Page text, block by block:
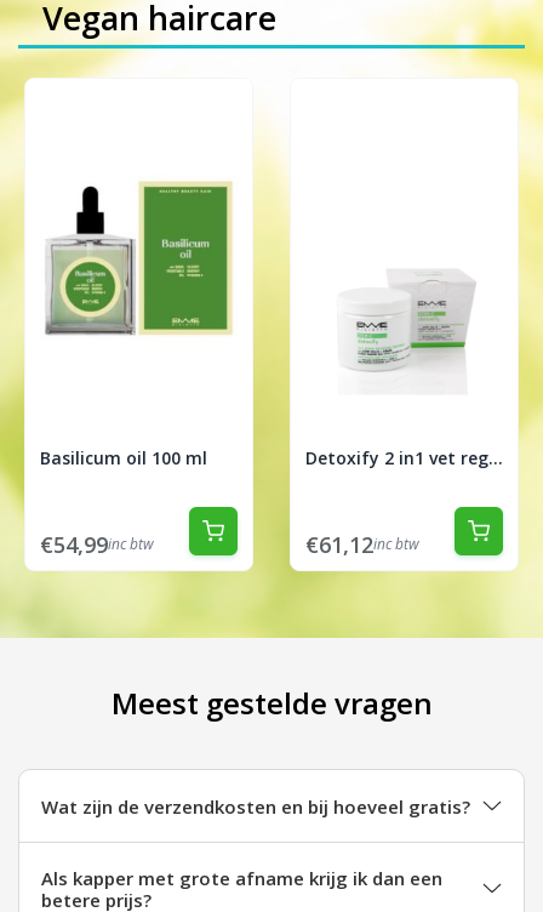
Vegan haircare
Basilicum oil 100 ml
€54,99inc btw
Detoxify 2 in1 vet regulerende treatment 200ml
€61,12inc btw
Meest gestelde vragen
Wat zijn de verzendkosten en bij hoeveel gratis?
Als kapper met grote afname krijg ik dan een
betere prijs?